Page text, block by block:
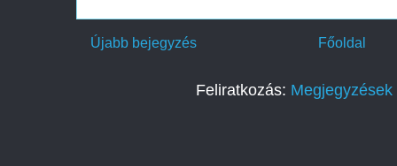
Újabb bejegyzés Főoldal
Feliratkozás: